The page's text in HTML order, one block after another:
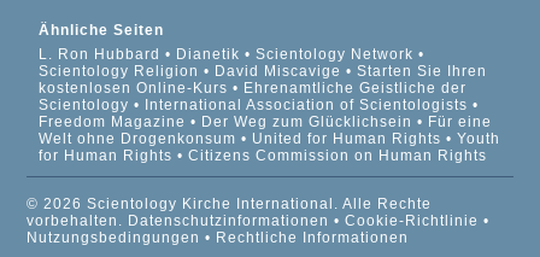
Ähnliche Seiten
L. Ron Hubbard
Dianetik
Scientology Network
Scientology Religion
David Miscavige
Starten Sie Ihren
kostenlosen Online-Kurs
Ehrenamtliche Geistliche der
Scientology
International Association of Scientologists
Freedom Magazine
Der Weg zum Glücklichsein
Für eine
Welt ohne Drogenkonsum
United for Human Rights
Youth
for Human Rights
Citizens Commission on Human Rights
© 2026 Scientology Kirche International. Alle Rechte
vorbehalten. Datenschutzinformationen •Cookie-Richtlinie •
Nutzungsbedingungen • Rechtliche Informationen